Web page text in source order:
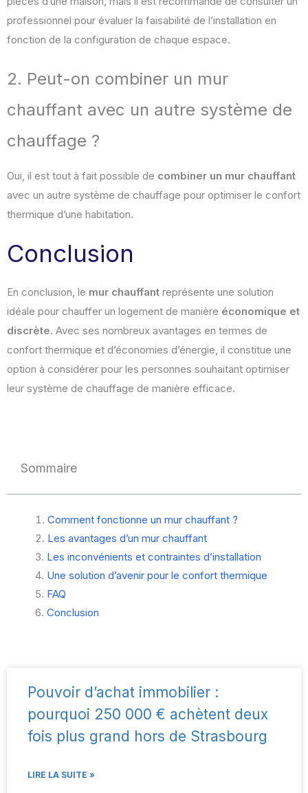
professionnel pour évaluer la faisabilité de l’installation en
fonction de la configuration de chaque espace.
2. Peut-on combiner un mur
chauffant avec un autre système de
chauffage ?
Oui, il est tout à fait possible de combiner un mur chauffant
avec un autre système de chauffage pour optimiser le confort
thermique d’une habitation.
Conclusion
En conclusion, le mur chauffant représente une solution
idéale pour chauffer un logement de manière économique et
discrète. Avec ses nombreux avantages en termes de
confort thermique et d’économies d’énergie, il constitue une
option à considérer pour les personnes souhaitant optimiser
leur système de chauffage de manière efficace.
Sommaire
Comment fonctionne un mur chauffant ?
Les avantages d’un mur chauffant
Les inconvénients et contraintes d’installation
Une solution d’avenir pour le confort thermique
FAQ
Conclusion
Pouvoir d’achat immobilier :
pourquoi 250 000 € achètent deux
fois plus grand hors de Strasbourg
LIRE LA SUITE »